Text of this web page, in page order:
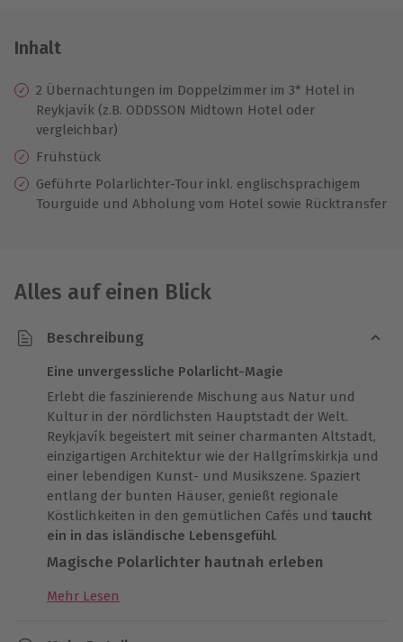
3 Jahre gültig & verlängerbar.
Inhalt
2 Übernachtungen im Doppelzimmer im 3* Hotel in
Reykjavík (z.B. ODDSSON Midtown Hotel oder
vergleichbar)
Frühstück
Geführte Polarlichter-Tour inkl. englischsprachigem
Tourguide und Abholung vom Hotel sowie Rücktransfer
Alles auf einen Blick
Beschreibung
Eine unvergessliche Polarlicht-Magie
Erlebt die faszinierende Mischung aus Natur und
Kultur in der nördlichsten Hauptstadt der Welt.
Reykjavík begeistert mit seiner charmanten Altstadt,
einzigartigen Architektur wie der Hallgrímskirkja und
einer lebendigen Kunst- und Musikszene. Spaziert
entlang der bunten Häuser, genießt regionale
Köstlichkeiten in den gemütlichen Cafés und taucht
ein in das isländische Lebensgefühl.
Magische Polarlichter hautnah erleben
Das absolute Highlight Eures Island Kurztrips ist
Mehr Lesen